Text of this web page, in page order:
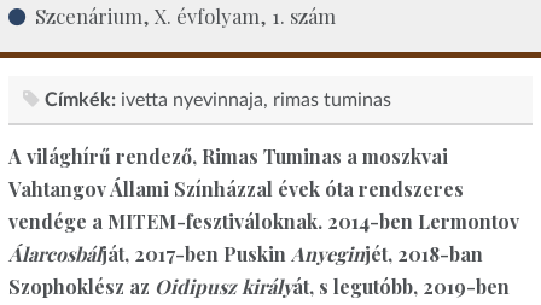
Szcenárium, X. évfolyam, 1. szám
Címkék: ivetta nyevinnaja rimas tuminas
A világhírű rendező, Rimas Tuminas a moszkvai
Vahtangov Állami Színházzal évek óta rendszeres
vendége a MITEM-fesztiváloknak. 2014-ben Lermontov
Álarcosbálját, 2017-ben Puskin Anyeginjét, 2018-ban
Szophoklész az Oidipusz királyát, s legutóbb, 2019-ben